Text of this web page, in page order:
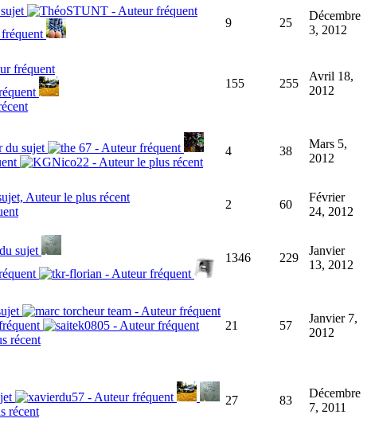
9 25
Décembre
3, 2012
155 255
Avril 18,
2012
4 38
Mars 5,
2012
2 60
Février
24, 2012
1346 229
Janvier
13, 2012
21 57
Janvier 7,
2012
27 83
Décembre
7, 2011